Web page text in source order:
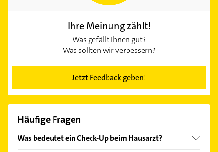
Ihre Meinung zählt!
Was gefällt Ihnen gut?
Was sollten wir verbessern?
Jetzt Feedback geben!
Häufige Fragen
Was bedeutet ein Check-Up beim Hausarzt?